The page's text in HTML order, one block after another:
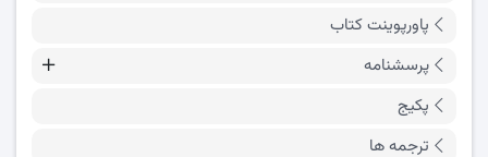
پاورپوینت کتاب
پرسشنامه
پکیج
ترجمه ها